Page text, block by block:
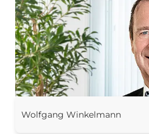
Wolfgang Winkelmann